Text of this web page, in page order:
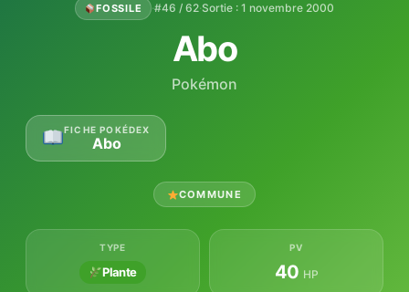
FOSSILE ·#46 / 62·Sortie : 1 novembre 2000
Abo
Pokémon
FICHE POKÉDEX
Abo
COMMUNE
TYPE
Plante
PV
40 HP